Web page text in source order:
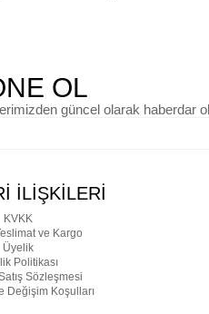
OL
güncel olarak haberdar
İLİŞKİLERİ
KVKK
ve Kargo
Üyelik
Politikası
Sözleşmesi
Değişim Koşulları